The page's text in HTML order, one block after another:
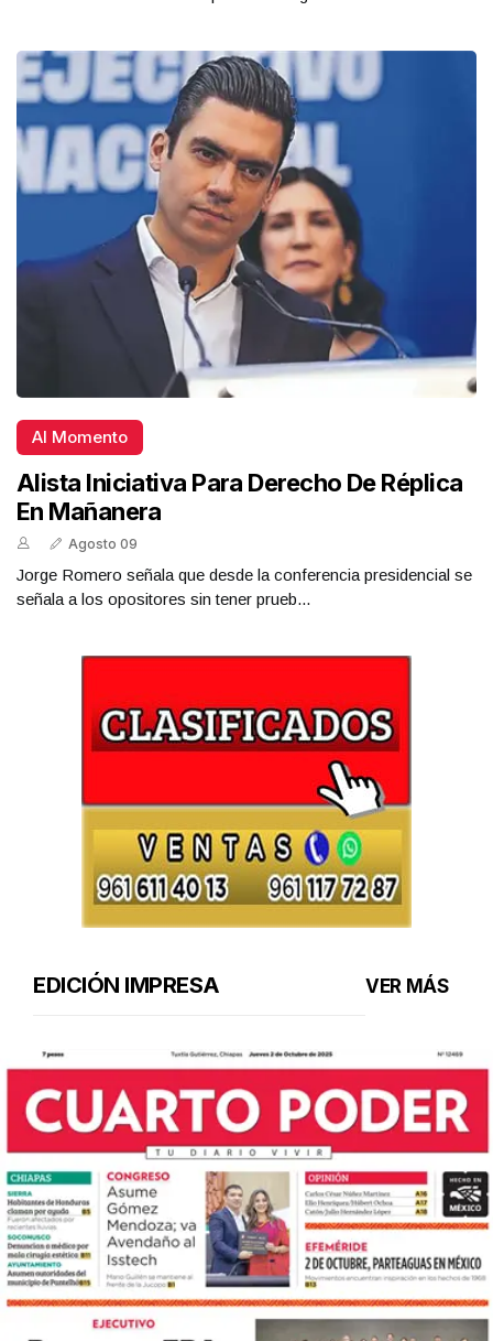
Al Momento
Alista Iniciativa Para Derecho De Réplica
En Mañanera
Agosto 09
Jorge Romero señala que desde la conferencia presidencial se
señala a los opositores sin tener prueb...
EDICIÓN IMPRESA VER MÁS